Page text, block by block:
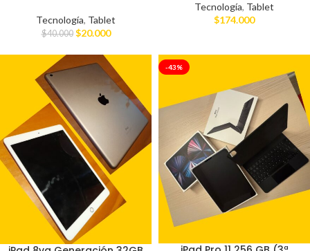
Tecnología, Tablet
$40.000 $20.000
Tecnología, Tablet
$174.000
-43%